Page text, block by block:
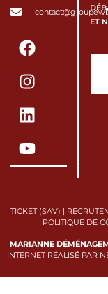
ET
TICKET (SAV) |
POLITIQUE DE
MARIANNE
INTERNET RÉALISÉ PAR